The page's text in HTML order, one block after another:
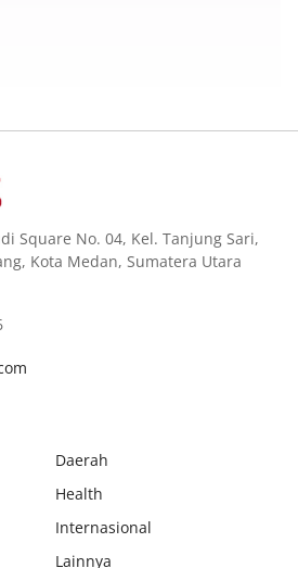
Square No. 04, Kel. Tanjung Sari,
Kota Medan, Sumatera Utara
Daerah
Health
Internasional
Lainnya